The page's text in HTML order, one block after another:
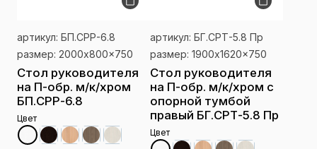
артикул: БП.СРР-6.8
размер: 2000x800x750
Стол руководителя
на П-обр. м/к/хром
БП.СРР-6.8
Цвет
артикул: БГ.СРТ-5.8 Пр
размер: 1900x1620x750
Стол руководителя
на П-обр. м/к/хром с
опорной тумбой
правый БГ.СРТ-5.8 Пр
Цвет